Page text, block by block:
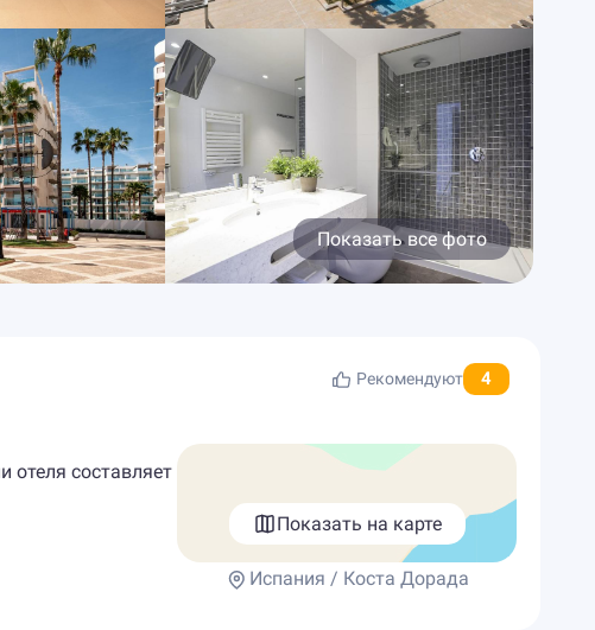
Показать все фото
Рекомендуют 4
отеля составляет
Показать на карте
Испания / Коста Дорада